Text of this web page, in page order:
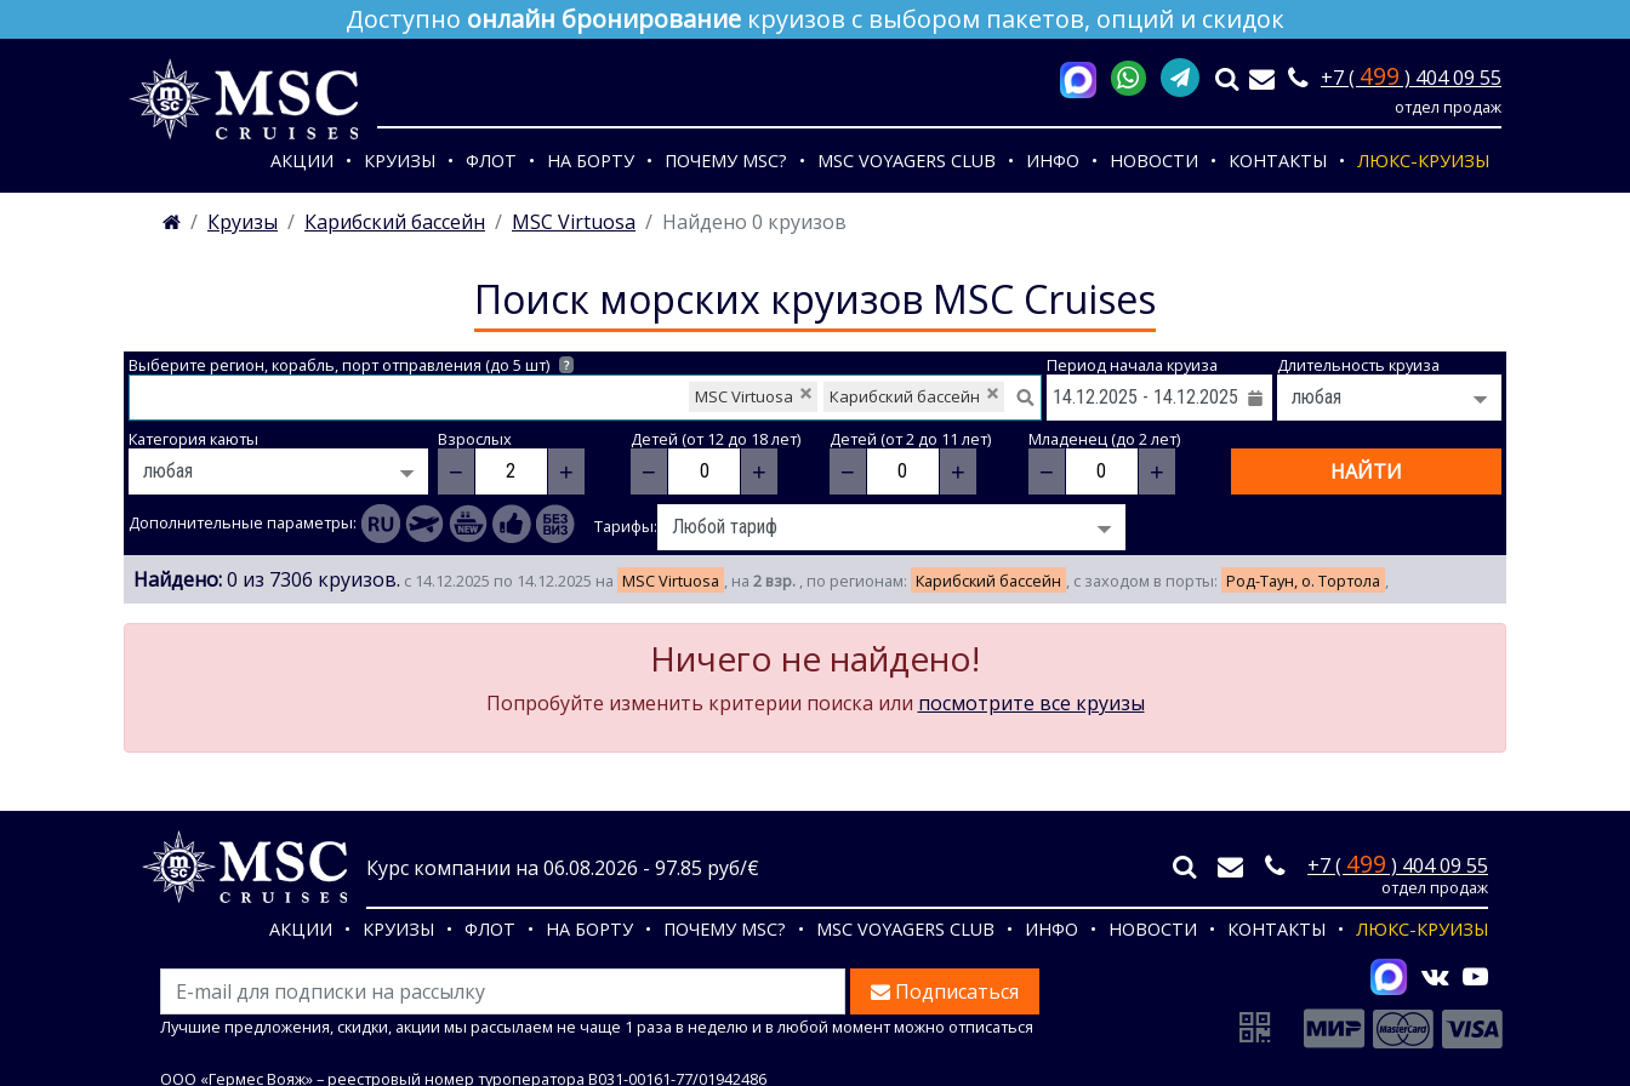
Доступно онлайн бронирование круизов с выбором пакетов, опций и скидок
+7 ( 499 ) 404 09 55
отдел продаж
АКЦИИ КРУИЗЫ ФЛОТ НА БОРТУ ПОЧЕМУ MSC? MSC VOYAGERS CLUB ИНФО НОВОСТИ КОНТАКТЫ ЛЮКС-КРУИЗЫ
Круизы Карибский бассейн MSC Virtuosa Найдено 0 круизов
Поиск морских круизов MSC Cruises
Выберите регион, корабль, порт отправления (до 5 шт) ?
Карибский бассейн
MSC Virtuosa
Период начала круиза Длительность круиза
Категория каюты Взрослых
− +
Детей (от 12 до 18 лет)
− +
Детей (от 2 до 11 лет)
− +
Младенец (до 2 лет)
− + НАЙТИ
Дополнительные параметры: Тарифы:
Найдено:0 из 7306 круизов. с 14.12.2025 по 14.12.2025 на MSC Virtuosa , на 2 взр. , по регионам: Карибский бассейн , с заходом в порты: Род-Таун, о. Тортола ,
Ничего не найдено!
Попробуйте изменить критерии поиска или посмотрите все круизы
Курс компании на 06.08.2026 - 97.85 руб/€ +7 ( 499 ) 404 09 55
отдел продаж
АКЦИИ КРУИЗЫ ФЛОТ НА БОРТУ ПОЧЕМУ MSC? MSC VOYAGERS CLUB ИНФО НОВОСТИ КОНТАКТЫ ЛЮКС-КРУИЗЫ
Подписаться
Лучшие предложения, скидки, акции мы рассылаем не чаще 1 раза в неделю и в любой момент можно отписаться
ООО «Гермес Вояж» –реестровый номер туроператора В031-00161-77/01942486